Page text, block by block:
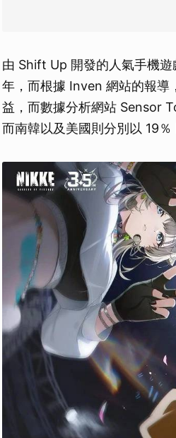
由 Shift Up 開發的人氣手機
年，而根據 Inven 網站的報導
益，而數據分析網站 Sensor
而南韓以及美國則分別以 19％